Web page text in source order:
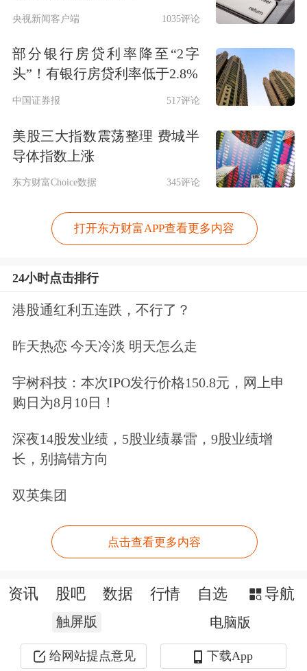
央视新闻客户端 1035评论
部分银行房贷利率降至“2字
头”！有银行房贷利率低于2.8%
中国证券报 517评论
美股三大指数震荡整理 费城半
导体指数上涨
东方财富Choice数据 345评论
打开东方财富APP查看更多内容
24小时点击排行
港股通红利五连跌，不行了？
昨天热恋 今天冷淡 明天怎么走
宇树科技：本次IPO发行价格150.8元，网上申
购日为8月10日！
深夜14股发业绩，5股业绩暴雷，9股业绩增
长，别搞错方向
双英集团
点击查看更多内容
资讯 股吧 数据 行情 自选 导航
触屏版 电脑版
给网站提点意见 下载App